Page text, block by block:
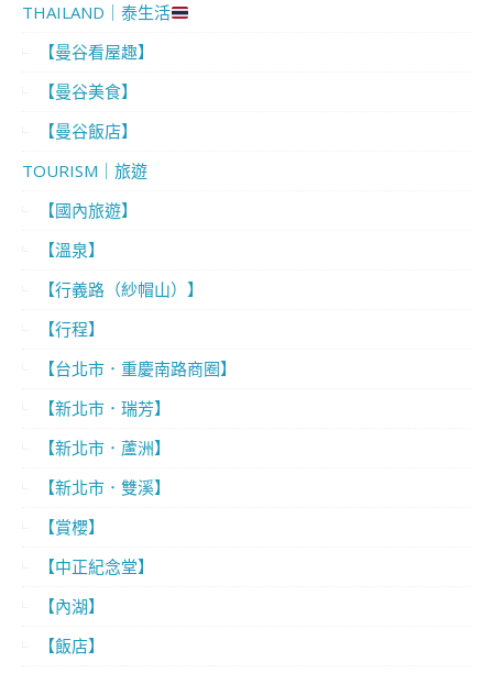
THAILAND｜泰生活
【曼谷看屋趣】
【曼谷美食】
【曼谷飯店】
TOURISM｜旅遊
【國內旅遊】
【溫泉】
【行義路（紗帽山）】
【行程】
【台北市．重慶南路商圈】
【新北市．瑞芳】
【新北市．蘆洲】
【新北市．雙溪】
【賞櫻】
【中正紀念堂】
【內湖】
【飯店】